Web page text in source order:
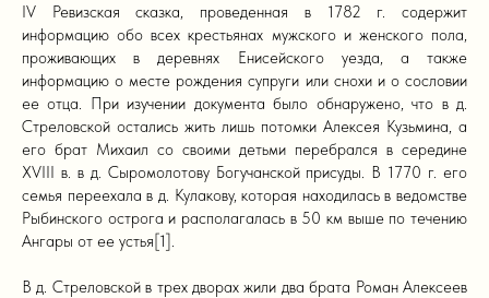
IV Ревизская сказка, проведенная в 1782 г. содержит
информацию обо всех крестьянах мужского и женского пола,
проживающих в деревнях Енисейского уезда, а также
информацию о месте рождения супруги или снохи и о сословии
ее отца. При изучении документа было обнаружено, что в д.
Стреловской остались жить лишь потомки Алексея Кузьмина, а
его брат Михаил со своими детьми перебрался в середине
XVIII в. в д. Сыромолотову Богучанской присуды. В 1770 г. его
семья переехала в д. Кулакову, которая находилась в ведомстве
Рыбинского острога и располагалась в 50 км выше по течению
Ангары от ее устья[1].
В д. Стреловской в трех дворах жили два брата Роман Алексеев